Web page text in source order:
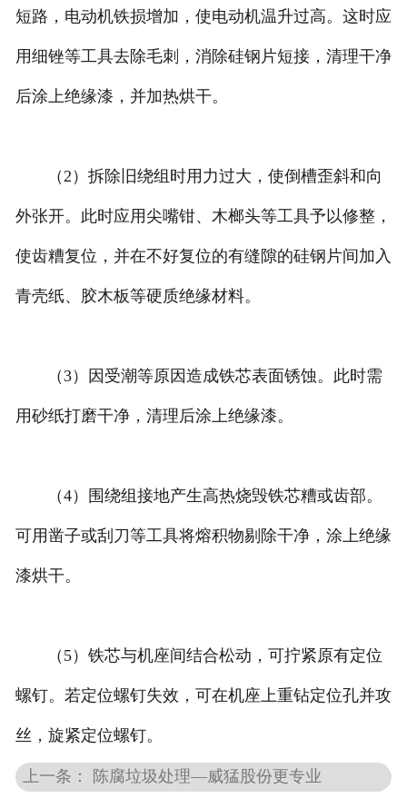
短路，电动机铁损增加，使电动机温升过高。这时应
用细锉等工具去除毛刺，消除硅钢片短接，清理干净
后涂上绝缘漆，并加热烘干。
（2）拆除旧绕组时用力过大，使倒槽歪斜和向
外张开。此时应用尖嘴钳、木榔头等工具予以修整，
使齿糟复位，并在不好复位的有缝隙的硅钢片间加入
青壳纸、胶木板等硬质绝缘材料。
（3）因受潮等原因造成铁芯表面锈蚀。此时需
用砂纸打磨干净，清理后涂上绝缘漆。
（4）围绕组接地产生高热烧毁铁芯糟或齿部。
可用凿子或刮刀等工具将熔积物剔除干净，涂上绝缘
漆烘干。
（5）铁芯与机座间结合松动，可拧紧原有定位
螺钉。若定位螺钉失效，可在机座上重钻定位孔并攻
丝，旋紧定位螺钉。
上一条： 陈腐垃圾处理—威猛股份更专业